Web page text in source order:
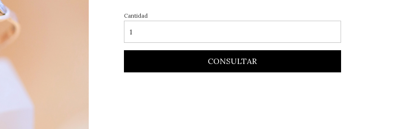
Cantidad
CONSULTAR